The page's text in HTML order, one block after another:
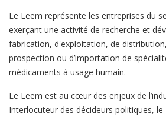
Le Leem représente les entreprises du
exerçant une activité de recherche et
fabrication, d'exploitation, de
prospection ou d’importation de
médicaments à usage humain.
Le Leem est au cœur des enjeux de
Interlocuteur des décideurs politiques,